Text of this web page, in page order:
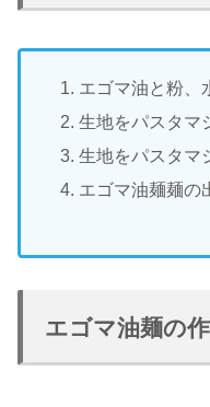
エゴマ油と粉、
生地をパスタマ
生地をパスタマ
エゴマ油麺麺の
エゴマ油麺の